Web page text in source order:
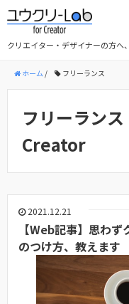
クリエイター・デザイナーの方へ
ホーム / フリーランス
フリーラン
Creator
2021.12.21
【Web記事】思わず
のつけ方、教えます